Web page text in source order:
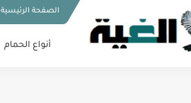
الصفحة الرئيسية
أنواع الحمام